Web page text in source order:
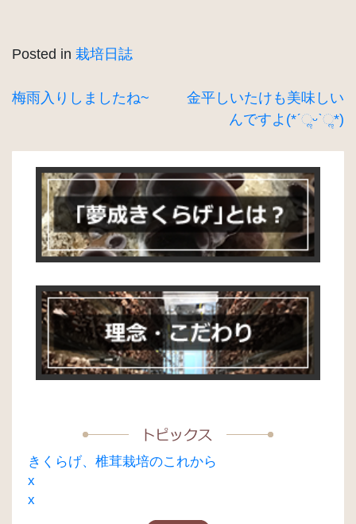
Posted in 栽培日誌
投
ナ
ー
ン
梅雨入りしましたね~
金平しいたけも美味しい
んですよ(*ˊૢᵕˋૢ*)
きくらげ、椎茸栽培のこれから
x
x